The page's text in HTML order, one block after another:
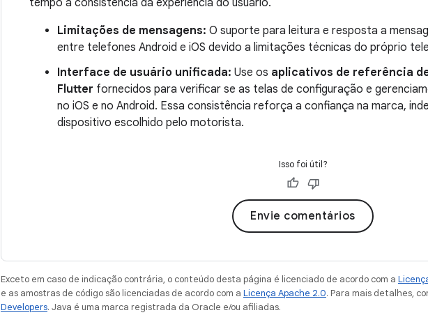
tempo a consistência da experiência do usuário.
Limitações de mensagens: O suporte para leitura e resposta a
entre telefones Android e iOS devido a limitações técnicas do próprio
Interface de usuário unificada: Use os aplicativos de referência
Flutter fornecidos para verificar se as telas de configuração e
no iOS e no Android. Essa consistência reforça a confiança na marca,
dispositivo escolhido pelo motorista.
Isso foi útil?
Envie comentários
Exceto em caso de indicação contrária, o conteúdo desta página é licenciado de acordo com a
e as amostras de código são licenciadas de acordo com a Licença Apache 2.0. Para mais detalhes,
Developers. Java é uma marca registrada da Oracle e/ou afiliadas.